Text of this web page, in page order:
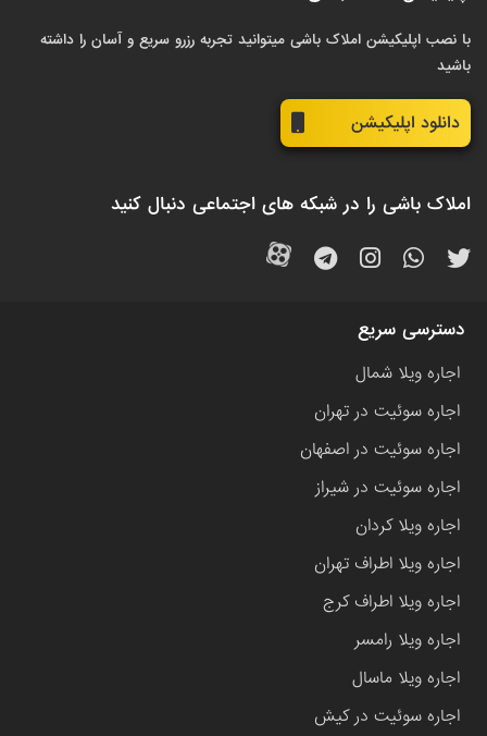
با نصب اپلیکیشن املاک باشی میتوانید تجربه رزرو سریع و آسان را داشته
باشید
دانلود اپلیکیشن
املاک باشی را در شبکه های اجتماعی دنبال کنید
دسترسی سریع
اجاره ویلا شمال
اجاره سوئیت در تهران
اجاره سوئیت در اصفهان
اجاره سوئیت در شیراز
اجاره ویلا کردان
اجاره ویلا اطراف تهران
اجاره ویلا اطراف کرج
اجاره ویلا رامسر
اجاره ویلا ماسال
اجاره سوئیت در کیش